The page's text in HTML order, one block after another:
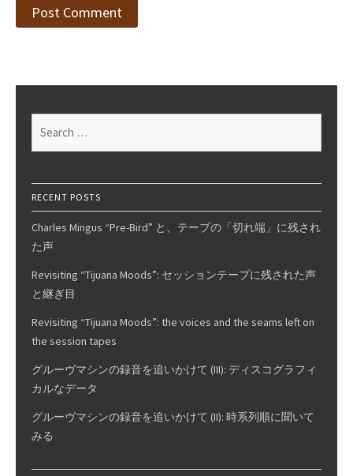
RECENT POSTS
Charles Mingus “Pre-Bird” と、テープの「切れ端」に残され
た声
Revisiting “Tijuana Moods”: セッションテープに残された声
と継ぎ目
Revisiting “Tijuana Moods”: the voices and the seams left on
the session tapes
グルーヴマシンの録音を追いかけて (III): ディスコグラフィ
カルなデータ
グルーヴマシンの録音を追いかけて (II): 時系列順に聞いて
みる